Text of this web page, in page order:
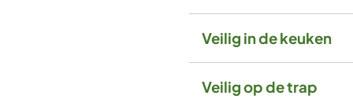
Veilig in de keuken
Veilig op de trap